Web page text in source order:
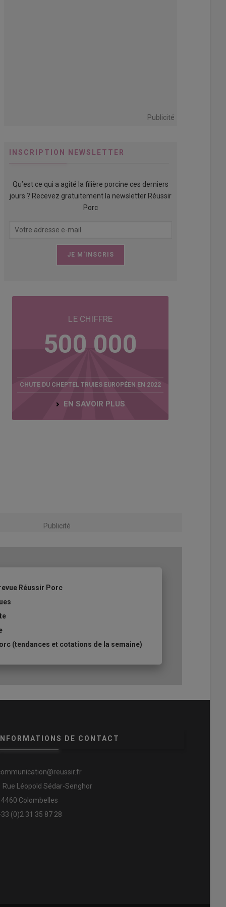
Publicité
INSCRIPTION NEWSLETTER
Qu’est ce qui a agité la filière porcine ces derniers
jours ? Recevez gratuitement la newsletter Réussir
Porc
LE CHIFFRE
500 000
CHUTE DU CHEPTEL TRUIES EUROPÉEN EN 2022
EN SAVOIR PLUS
Publicité
Réussir Porc
(tendances et cotations de la semaine)
INFORMATIONS DE CONTACT
Rue Léopold Sédar-Senghor
Colombelles
(0)2 31 35 87 28